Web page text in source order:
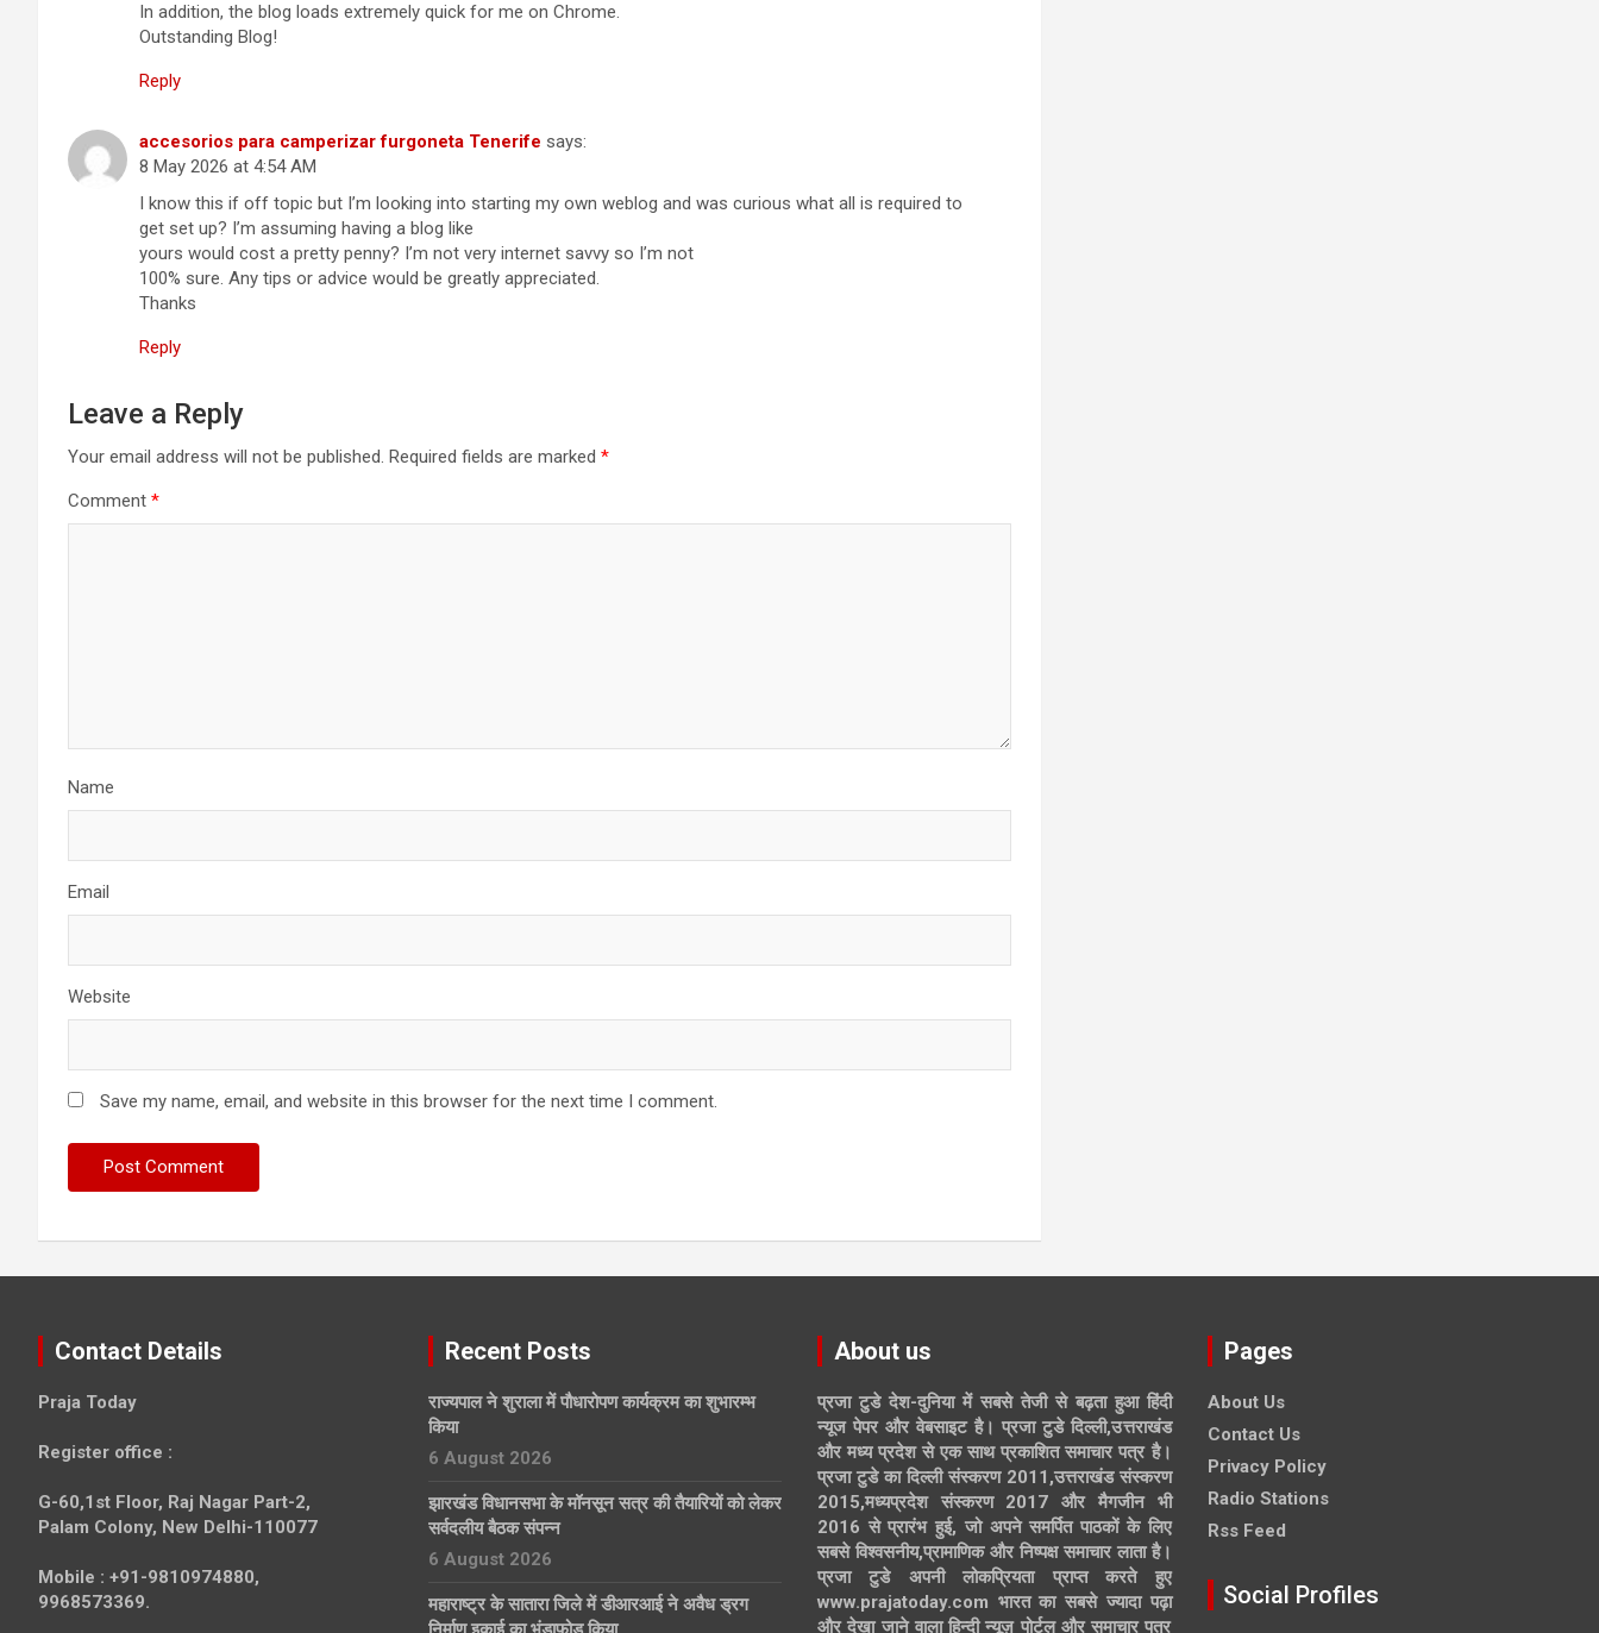
In addition, the blog loads extremely quick for me on Chrome.
Outstanding Blog!
Reply
accesorios para camperizar furgoneta Tenerife says:
8 May 2026 at 4:54 AM
I know this if off topic but I’m looking into starting my own weblog and was curious what all is required to
get set up? I’m assuming having a blog like
yours would cost a pretty penny? I’m not very internet savvy so I’m not
100% sure. Any tips or advice would be greatly appreciated.
Thanks
Reply
Leave a Reply
Your email address will not be published. Required fields are marked *
Comment *
Name
Email
Website
Save my name, email, and website in this browser for the next time I comment.
Contact Details
Praja Today
Register office :
G-60,1st Floor, Raj Nagar Part-2,
Palam Colony, New Delhi-110077
Mobile : +91-9810974880,
9968573369.
Recent Posts
राज्यपाल ने शुराला में पौधारोपण कार्यक्रम का शुभारम्भ
किया
6 August 2026
झारखंड विधानसभा के मॉनसून सत्र की तैयारियों को लेकर
सर्वदलीय बैठक संपन्न
6 August 2026
महाराष्ट्र के सातारा जिले में डीआरआई ने अवैध ड्रग
About us
प्रजा टुडे देश-दुनिया में सबसे तेजी से बढ़ता हुआ हिंदी
न्यूज पेपर और वेबसाइट है। प्रजा टुडे दिल्ली,उत्तराखंड
और मध्य प्रदेश से एक साथ प्रकाशित समाचार पत्र है।
प्रजा टुडे का दिल्ली संस्करण 2011,उत्तराखंड संस्करण
2015,मध्यप्रदेश संस्करण 2017 और मैगजीन भी
2016 से प्रारंभ हुई, जो अपने समर्पित पाठकों के लिए
सबसे विश्वसनीय,प्रामाणिक और निष्पक्ष समाचार लाता है।
प्रजा टुडे अपनी लोकप्रियता प्राप्त करते हुए
www.prajatoday.com भारत का सबसे ज्यादा पढ़ा
और देखा जाने वाला हिन्दी न्यूज़ पोर्टल और समाचार पत्र
Pages
About Us
Contact Us
Privacy Policy
Radio Stations
Rss Feed
Social Profiles